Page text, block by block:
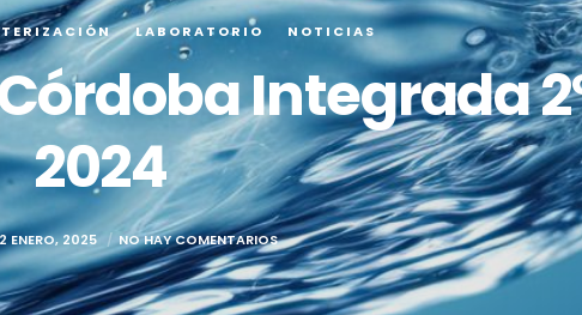
LABORATORIO NOTICIAS
Integrada
2024
2 ENERO, 2025 NO HAY COMENTARIOS